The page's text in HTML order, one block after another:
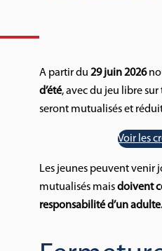
A partir du 29 juin 2026
d’été, avec du jeu libre
seront mutualisés et
Voir les
Les jeunes peuvent venir
mutualisés maisdoivent
responsabilité d’un adulte.